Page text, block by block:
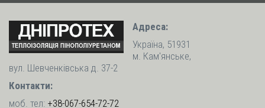
Адреса:
Україна, 51931
м. Кам'янське,
вул. Шевченківська д. 37-2
Контакти:
моб. тел: +38-067-654-72-72